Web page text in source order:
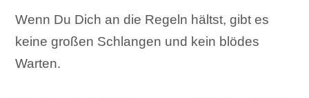
Wenn Du Dich an die Regeln hältst, gibt es
keine großen Schlangen und kein blödes
Warten.